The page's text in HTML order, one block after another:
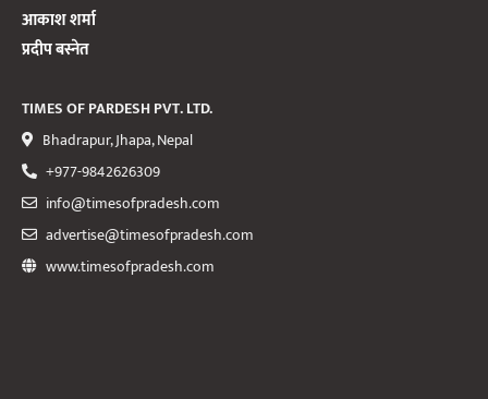
आकाश शर्मा
प्रदीप बस्नेत
TIMES OF PARDESH PVT. LTD.
Bhadrapur, Jhapa, Nepal
+977-9842626309
info@timesofpradesh.com
advertise@timesofpradesh.com
www.timesofpradesh.com